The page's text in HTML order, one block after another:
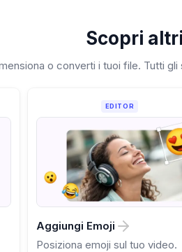
Scopri
o converti i tuoi file. Tutti
EDITOR
Aggiungi Emoji
Posiziona emoji sul tuo video.